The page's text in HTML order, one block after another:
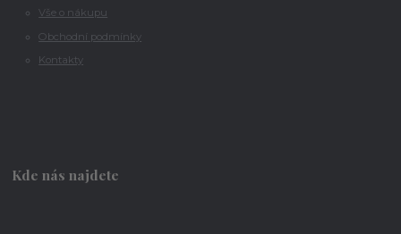
Vše o nákupu
Obchodní podmínky
Kontakty
Kde nás najdete